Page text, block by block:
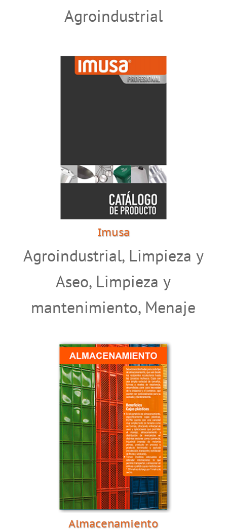
Agroindustrial
Imusa
Agroindustrial, Limpieza y
Aseo, Limpieza y
mantenimiento, Menaje
Almacenamiento